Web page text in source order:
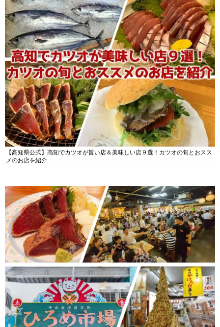
【高知県公式】高知でカツオが旨い店＆美味しい店９選！カツオの旬とおスス
メのお店を紹介